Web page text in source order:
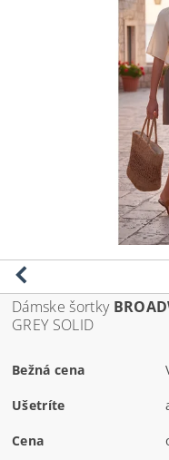
Dámske šortky
GREY SOLID
Bežná cena
Ušetríte
Cena